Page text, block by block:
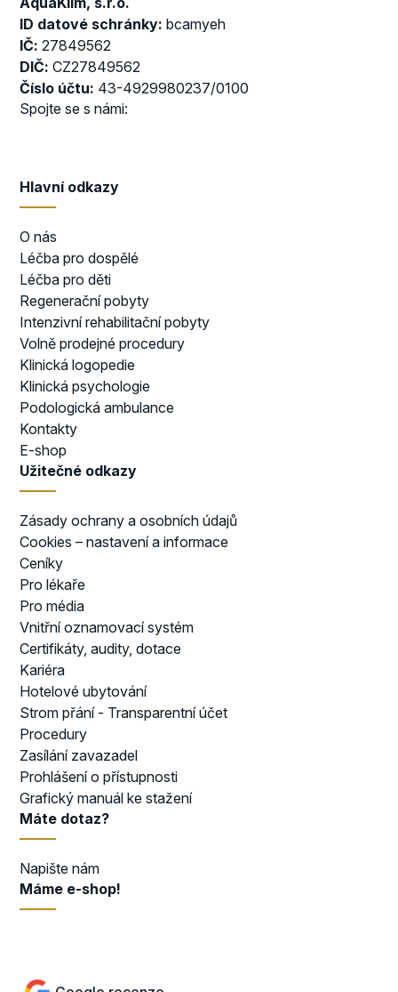
ID datové schránky: bcamyeh
IČ: 27849562
DIČ: CZ27849562
Číslo účtu: 43-4929980237/0100
Spojte se s námi:
Hlavní odkazy
O nás
Léčba pro dospělé
Léčba pro děti
Regenerační pobyty
Intenzivní rehabilitační pobyty
Volně prodejné procedury
Klinická logopedie
Klinická psychologie
Podologická ambulance
Kontakty
E-shop
Užitečné odkazy
Zásady ochrany a osobních údajů
Cookies – nastavení a informace
Ceníky
Pro lékaře
Pro média
Vnitřní oznamovací systém
Certifikáty, audity, dotace
Kariéra
Hotelové ubytování
Strom přání - Transparentní účet
Procedury
Zasílání zavazadel
Prohlášení o přístupnosti
Grafický manuál ke stažení
Máte dotaz?
Napište nám
Máme e-shop!